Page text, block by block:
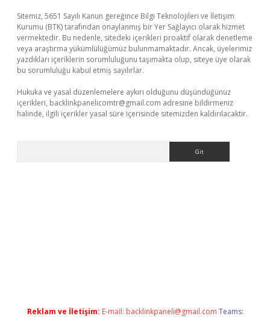
Sitemiz, 5651 Sayılı Kanun gereğince Bilgi Teknolojileri ve İletişim
Kurumu (BTK) tarafından onaylanmış bir Yer Sağlayıcı olarak hizmet
vermektedir. Bu nedenle, sitedeki içerikleri proaktif olarak denetleme
veya araştırma yükümlülüğümüz bulunmamaktadır. Ancak, üyelerimiz
yazdıkları içeriklerin sorumluluğunu taşımakta olup, siteye üye olarak
bu sorumluluğu kabul etmiş sayılırlar.
Hukuka ve yasal düzenlemelere aykırı olduğunu düşündüğünüz
içerikleri, backlinkpanelicomtr@gmail.com adresine bildirmeniz
halinde, ilgili içerikler yasal süre içerisinde sitemizden kaldırılacaktır.
Reklam ve İletişim: E-mail: backlinkpaneli@gmail.com Teams: